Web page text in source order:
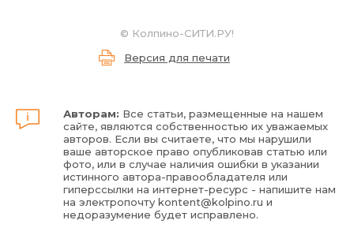
© Колпино-СИТИ.РУ!
Версия для печати
Авторам: Все статьи, размещенные на нашем
сайте, являются собственностью их уважаемых
авторов. Если вы считаете, что мы нарушили
ваше авторское право опубликовав статью или
фото, или в случае наличия ошибки в указании
истинного автора-правообладателя или
гиперссылки на интернет-ресурс - напишите нам
на электропочтуkontent@kolpino.ru и
недоразумение будет исправлено.